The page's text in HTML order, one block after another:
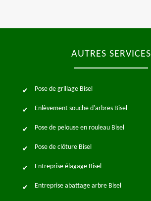
AUTRES SERVICES
Pose de grillage Bisel
Enlèvement souche d'arbres Bisel
Pose de pelouse en rouleau Bisel
Pose de clôture Bisel
Entreprise élagage Bisel
Entreprise abattage arbre Bisel